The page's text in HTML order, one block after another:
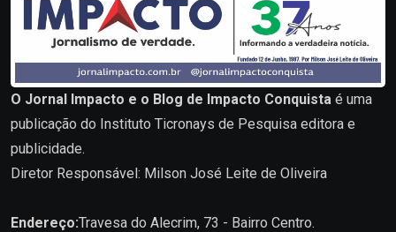
O Jornal Impacto e o Blog de Impacto Conquista é uma
publicação do Instituto Ticronays de Pesquisa editora e
publicidade.
Diretor Responsável: Milson José Leite de Oliveira
Endereço:Travesa do Alecrim, 73 - Bairro Centro.